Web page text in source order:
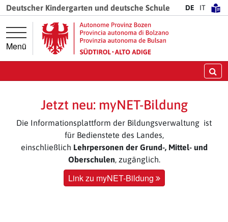
Springe direkt zur Hauptnavigation
Springe direkt zum Inhalt
Deutscher Kindergarten und deutsche Schule DE IT
Menü
Jetzt neu: myNET-Bildung
Die Informationsplattform der Bildungsverwaltung ist
für Bedienstete des Landes,
einschließlich Lehrpersonen der Grund-, Mittel- und
Oberschulen, zugänglich.
Link zu myNET-Bildung